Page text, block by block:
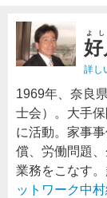
よ
詳し
1969年、奈良
士会）。大手
に活動。家事
償、労働問題
業務をこなす。
ットワーク中